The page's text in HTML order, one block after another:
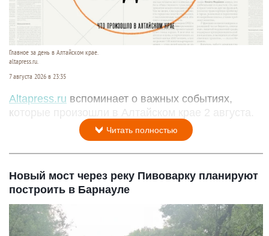
Главное за день в Алтайском крае.
altapress.ru.
7 августа 2026 в 23:35
Altapress.ru вспоминает о важных событиях,
которые произошли в Алтайском крае 2 августа.
Читать полностью
Новый мост через реку Пивоварку планируют
построить в Барнауле